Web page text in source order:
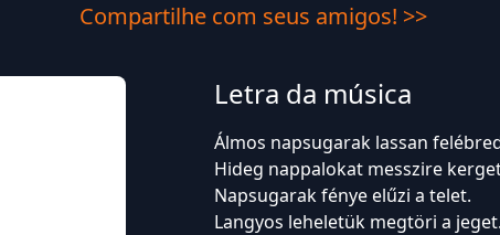
Compartilhe com seus amigos! >>
Letra da música
Álmos napsugarak lassan
Hideg nappalokat messzire
Napsugarak fénye elűzi a telet.
Langyos leheletük megtöri a jeget.